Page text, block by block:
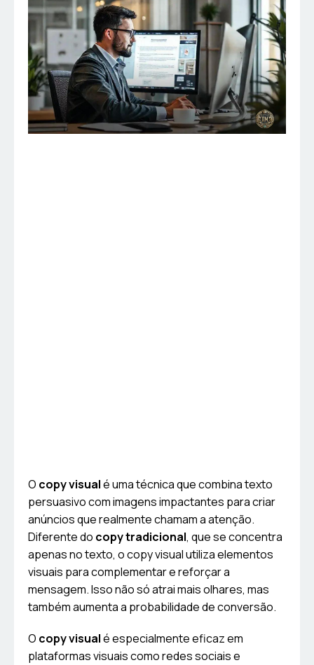
O copy visualé uma técnica que combina texto
persuasivo com imagens impactantes para criar
anúncios que realmente chamam a atenção.
Diferente do copy tradicional, que se concentra
apenas no texto, o copy visual utiliza elementos
visuais para complementar e reforçar a
mensagem. Isso não só atrai mais olhares, mas
também aumenta a probabilidade de conversão.
O copy visualé especialmente eficaz em
plataformas visuais como redes sociais e